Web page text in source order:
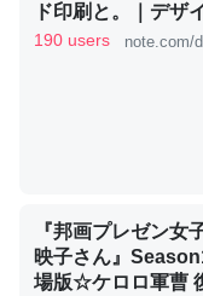
─ニュース :: 【研究発
いのか」に関する新仮説
ちぼちRingも置こ
位置情報を共有し
これ見て生きてる
ド印刷と。｜デ
津田淳子
190 users note.com/
『邦画プレゼン
映子さん』
場版☆ケロロ軍曹